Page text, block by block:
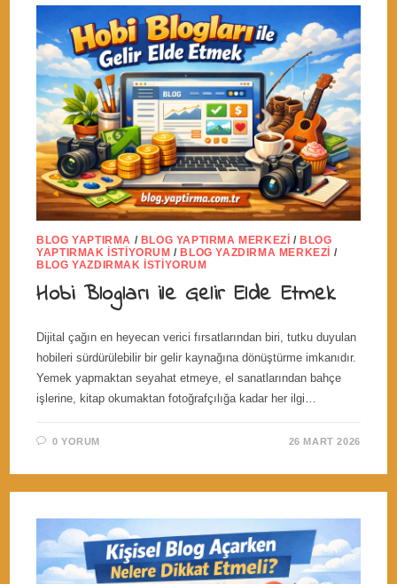
BLOG YAPTIRMA / BLOG YAPTIRMA MERKEZI / BLOG
YAPTIRMAK İSTIYORUM / BLOG YAZDIRMA MERKEZI /
BLOG YAZDIRMAK İSTIYORUM
Hobi Blogları ile Gelir Elde Etmek
Dijital çağın en heyecan verici fırsatlarından biri, tutku duyulan
hobileri sürdürülebilir bir gelir kaynağına dönüştürme imkanıdır.
Yemek yapmaktan seyahat etmeye, el sanatlarından bahçe
işlerine, kitap okumaktan fotoğrafçılığa kadar her ilgi…
0 YORUM 26 MART 2026